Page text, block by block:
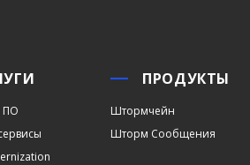
ПО
ПРОДУКТЫ
Штормчейн
Шторм Сообщения